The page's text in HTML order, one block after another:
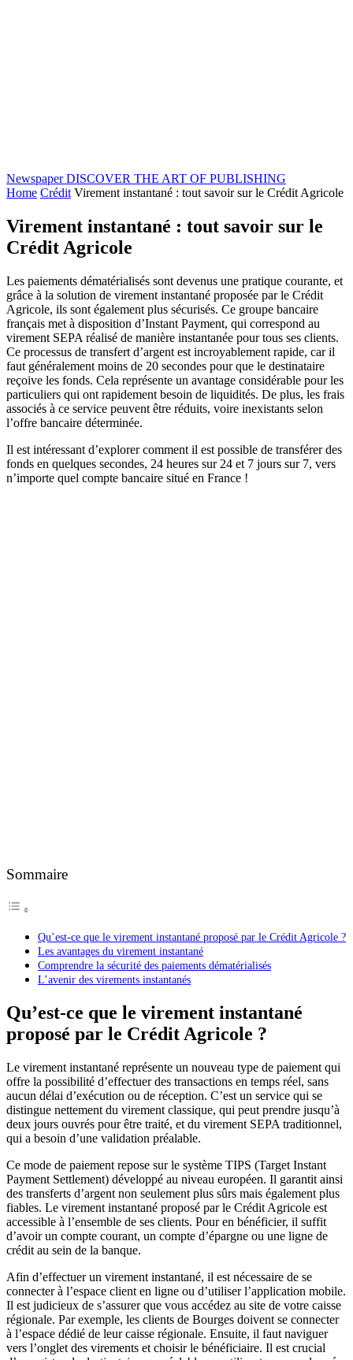
Newspaper DISCOVER THE ART OF PUBLISHING
Home Crédit Virement instantané : tout savoir sur le Crédit Agricole
Virement instantané : tout savoir sur le
Crédit Agricole
Les paiements dématérialisés sont devenus une pratique courante, et
grâce à la solution de virement instantané proposée par le Crédit
Agricole, ils sont également plus sécurisés. Ce groupe bancaire
français met à disposition d’Instant Payment, qui correspond au
virement SEPA réalisé de manière instantanée pour tous ses clients.
Ce processus de transfert d’argent est incroyablement rapide, car il
faut généralement moins de 20 secondes pour que le destinataire
reçoive les fonds. Cela représente un avantage considérable pour les
particuliers qui ont rapidement besoin de liquidités. De plus, les frais
associés à ce service peuvent être réduits, voire inexistants selon
l’offre bancaire déterminée.
Il est intéressant d’explorer comment il est possible de transférer des
fonds en quelques secondes, 24 heures sur 24 et 7 jours sur 7, vers
n’importe quel compte bancaire situé en France !
Sommaire
Qu’est-ce que le virement instantané proposé par le Crédit Agricole ?
Les avantages du virement instantané
Comprendre la sécurité des paiements dématérialisés
L’avenir des virements instantanés
Qu’est-ce que le virement instantané
proposé par le Crédit Agricole ?
Le virement instantané représente un nouveau type de paiement qui
offre la possibilité d’effectuer des transactions en temps réel, sans
aucun délai d’exécution ou de réception. C’est un service qui se
distingue nettement du virement classique, qui peut prendre jusqu’à
deux jours ouvrés pour être traité, et du virement SEPA traditionnel,
qui a besoin d’une validation préalable.
Ce mode de paiement repose sur le système TIPS (Target Instant
Payment Settlement) développé au niveau européen. Il garantit ainsi
des transferts d’argent non seulement plus sûrs mais également plus
fiables. Le virement instantané proposé par le Crédit Agricole est
accessible à l’ensemble de ses clients. Pour en bénéficier, il suffit
d’avoir un compte courant, un compte d’épargne ou une ligne de
crédit au sein de la banque.
Afin d’effectuer un virement instantané, il est nécessaire de se
connecter à l’espace client en ligne ou d’utiliser l’application mobile.
Il est judicieux de s’assurer que vous accédez au site de votre caisse
régionale. Par exemple, les clients de Bourges doivent se connecter
à l’espace dédié de leur caisse régionale. Ensuite, il faut naviguer
vers l’onglet des virements et choisir le bénéficiaire. Il est crucial